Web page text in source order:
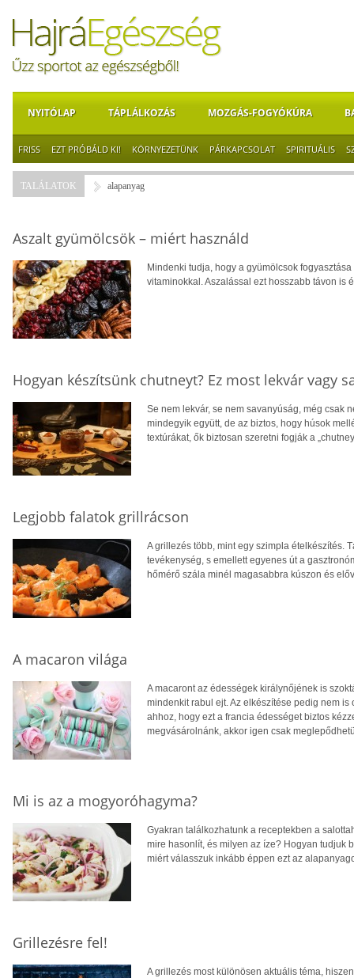
NYITÓLAP TÁPLÁLKOZÁS MOZGÁS-FOGYÓKÚRA
FRISS EZT PRÓBÁLD KI! KÖRNYEZETÜNK PÁRKAPCSOLAT SPIRITUÁLIS
TALÁLATOK alapanyag
Aszalt gyümölcsök – miért használd
Mindenki tudja, hogy a gyümölcsok
vitaminokkal. Aszalással ezt hosszabb távon is
Hogyan készítsünk chutneyt? Ez most lekvár vagy
Se nem lekvár, se nem savanyúság, még csak
mindegyik együtt, de az biztos, hogy húsok
textúrákat, ők biztosan szeretni fogják a
Legjobb falatok grillrácson
A grillezés több, mint egy szimpla ételkészítés.
tevékenység, s emellett egyenes út a
hőmérő szála minél magasabbra kúszon és
A macaron világa
A macaront az édességek királynőjének is
mindenkit rabul ejt. Az elkészítése pedig nem
ahhoz, hogy ezt a francia édességet biztos
megvásárolnánk, akkor igen csak
Mi is az a mogyoróhagyma?
Gyakran találkozhatunk a receptekben a
mire hasonlít, és milyen az íze? Hogyan tudjuk
miért válasszuk inkább éppen ezt az
Grillezésre fel!
A grillezés most különösen aktuális téma,